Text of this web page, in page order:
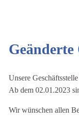
Geänderte
Unsere
Ab dem 02.01.2023
Wir wünschen allen